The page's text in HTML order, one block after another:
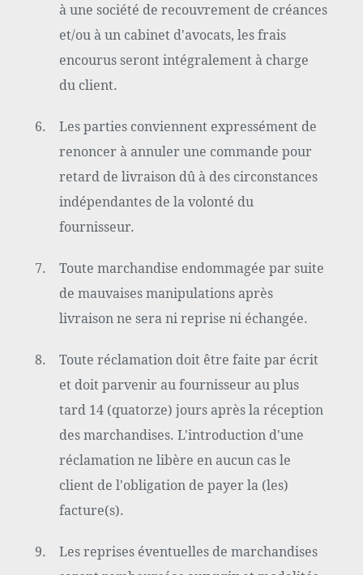
à une société de recouvrement de créances
et/ou à un cabinet d'avocats, les frais
encourus seront intégralement à charge
du client.
Les parties conviennent expressément de
renoncer à annuler une commande pour
retard de livraison dû à des circonstances
indépendantes de la volonté du
fournisseur.
Toute marchandise endommagée par suite
de mauvaises manipulations après
livraison ne sera ni reprise ni échangée.
Toute réclamation doit être faite par écrit
et doit parvenir au fournisseur au plus
tard 14 (quatorze) jours après la réception
des marchandises. L'introduction d'une
réclamation ne libère en aucun cas le
client de l'obligation de payer la (les)
facture(s).
Les reprises éventuelles de marchandises